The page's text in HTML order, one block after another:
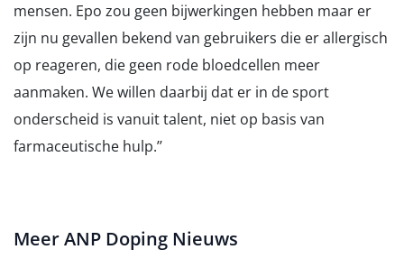
mensen. Epo zou geen bijwerkingen hebben maar er
zijn nu gevallen bekend van gebruikers die er allergisch
op reageren, die geen rode bloedcellen meer
aanmaken. We willen daarbij dat er in de sport
onderscheid is vanuit talent, niet op basis van
farmaceutische hulp.’’
Meer ANP Doping Nieuws